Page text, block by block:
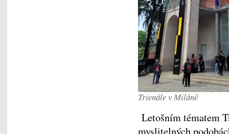
Trienále v Miláně
Letošním tématem